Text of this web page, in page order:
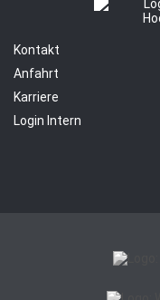
Kontakt
Anfahrt
Karriere
Login Intern